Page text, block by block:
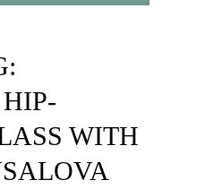
WITH